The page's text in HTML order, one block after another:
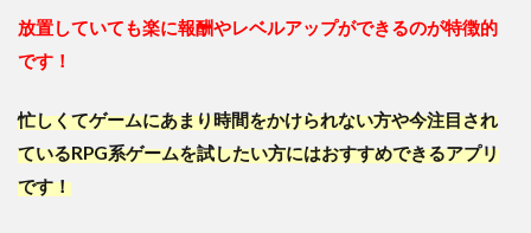
放置していても楽に報酬やレベルアップができるのが特徴的
です！
忙しくてゲームにあまり時間をかけられない方や今注目され
ているRPG系ゲームを試したい方にはおすすめできるアプリ
です！